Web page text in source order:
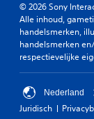
© 2026 Sony
Alle inhoud,
handelsmerken,
handelsmerken
respectievelijke
Nederland
Juridisch